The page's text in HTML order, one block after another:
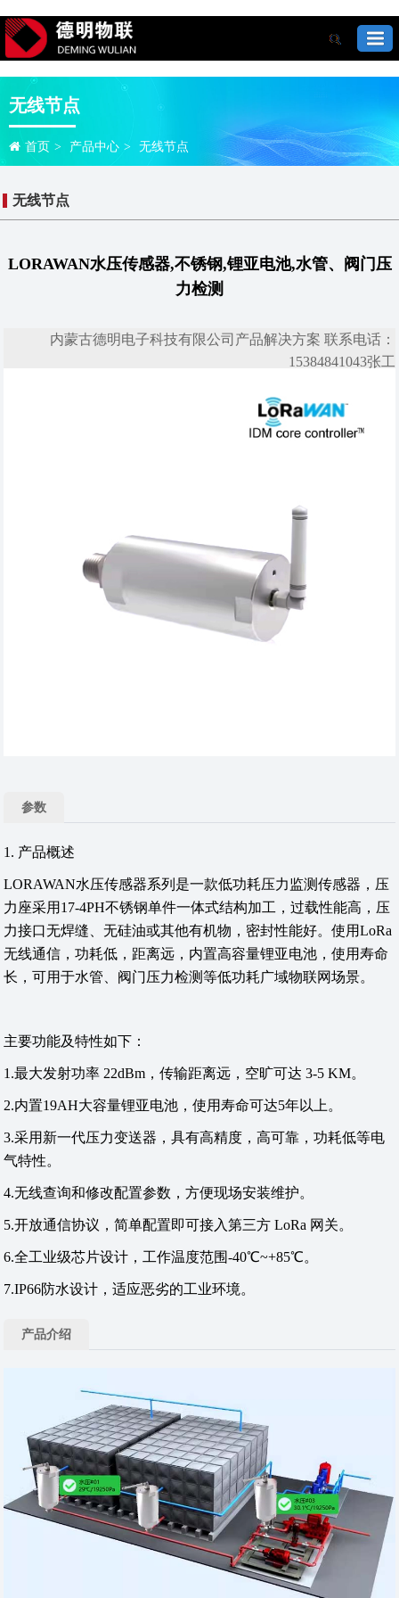
无线节点
首页 > 产品中心 > 无线节点
无线节点
LORAWAN水压传感器,不锈钢,锂亚电池,水管、阀门压
力检测
内蒙古德明电子科技有限公司产品解决方案 联系电话：
15384841043张工
参数
1. 产品概述
LORAWAN水压传感器系列是一款低功耗压力监测传感器，压
力座采用17-4PH不锈钢单件一体式结构加工，过载性能高，压
力接口无焊缝、无硅油或其他有机物，密封性能好。使用LoRa
无线通信，功耗低，距离远，内置高容量锂亚电池，使用寿命
长，可用于水管、阀门压力检测等低功耗广域物联网场景。
主要功能及特性如下：
1.最大发射功率 22dBm，传输距离远，空旷可达 3-5 KM。
2.内置19AH大容量锂亚电池，使用寿命可达5年以上。
3.采用新一代压力变送器，具有高精度，高可靠，功耗低等电
气特性。
4.无线查询和修改配置参数，方便现场安装维护。
5.开放通信协议，简单配置即可接入第三方 LoRa 网关。
6.全工业级芯片设计，工作温度范围-40℃~+85℃。
7.IP66防水设计，适应恶劣的工业环境。
产品介绍